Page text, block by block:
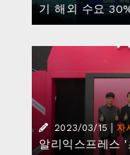
기 해외 수요
2023/03/15 자
알리익스프레스